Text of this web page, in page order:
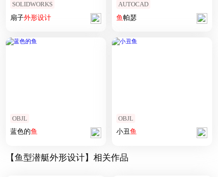
SOLIDWORKS
扇子外形设计
AUTOCAD
鱼帕瑟
OBJL
蓝色的鱼
OBJL
小丑鱼
【鱼型潜艇外形设计】相关作品